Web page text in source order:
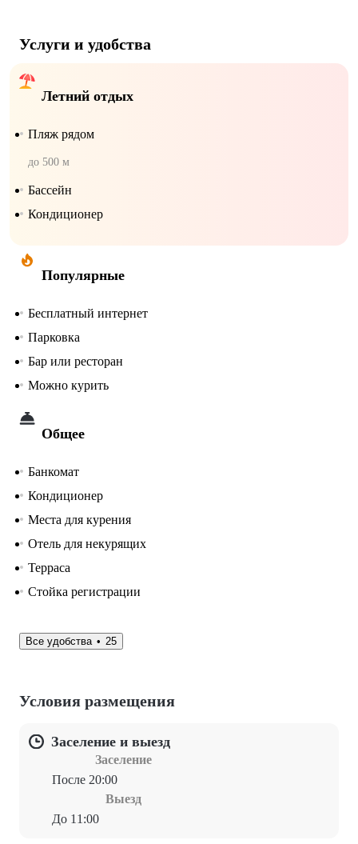
Услуги и удобства
Летний отдых
Пляж рядом
до 500 м
Бассейн
Кондиционер
Популярные
Бесплатный интернет
Парковка
Бар или ресторан
Можно курить
Общее
Банкомат
Кондиционер
Места для курения
Отель для некурящих
Терраса
Стойка регистрации
Все удобства 25
Условия размещения
Заселение и выезд
Заселение
После 20:00
Выезд
До 11:00